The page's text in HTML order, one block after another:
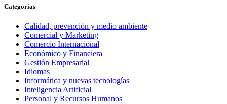
Categorias
Calidad, prevención y medio ambiente
Comercial y Marketing
Comercio Internacional
Económico y Financiera
Gestión Empresarial
Idiomas
Informática y nuevas tecnologías
Inteligencia Artificial
Personal y Recursos Humanos